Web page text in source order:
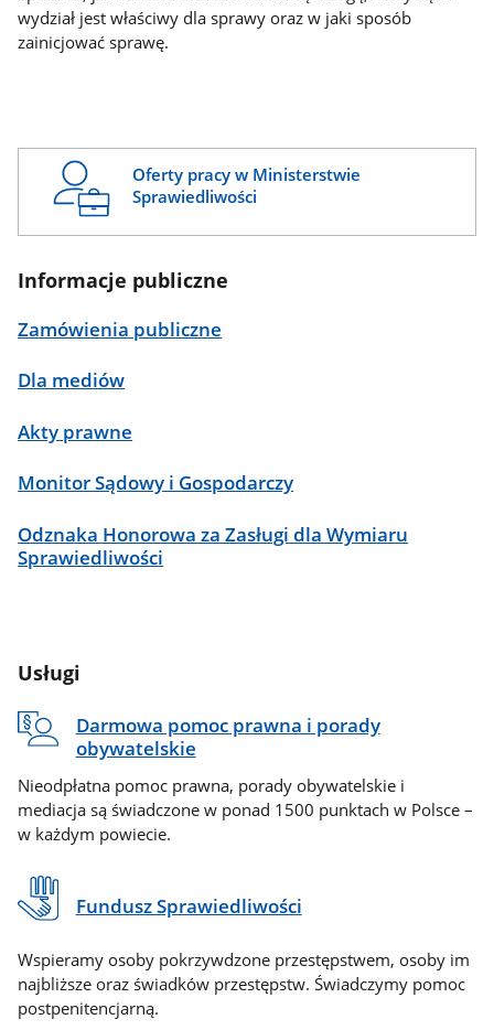
wydział jest właściwy dla sprawy oraz w jaki sposób
zainicjować sprawę.
Oferty pracy w Ministerstwie
Sprawiedliwości
Informacje publiczne
Zamówienia publiczne
Dla mediów
Akty prawne
Monitor Sądowy i Gospodarczy
Odznaka Honorowa za Zasługi dla Wymiaru
Sprawiedliwości
Usługi
Darmowa pomoc prawna i porady
obywatelskie
Nieodpłatna pomoc prawna, porady obywatelskie i
mediacja są świadczone w ponad 1500 punktach w Polsce –
w każdym powiecie.
Fundusz Sprawiedliwości
Wspieramy osoby pokrzywdzone przestępstwem, osoby im
najbliższe oraz świadków przestępstw. Świadczymy pomoc
postpenitencjarną.